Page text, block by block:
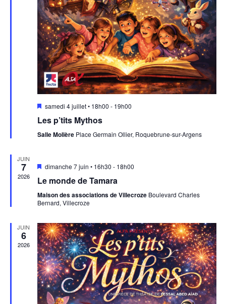
Mis
avant
samedi 4 juillet • 18h00 - 19h00
Les p’tits Mythos
Salle Molière Place Germain Ollier, Roquebrune-sur-Argens
JUIN
7
2026
Mis
avant
dimanche 7 juin • 16h30 - 18h00
Le monde de Tamara
Maison des associations de Villecroze Boulevard Charles
Bernard, Villecroze
JUIN
6
2026